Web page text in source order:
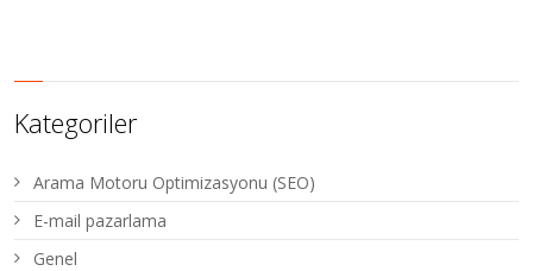
Kategoriler
Arama Motoru Optimizasyonu (SEO)
E-mail pazarlama
Genel